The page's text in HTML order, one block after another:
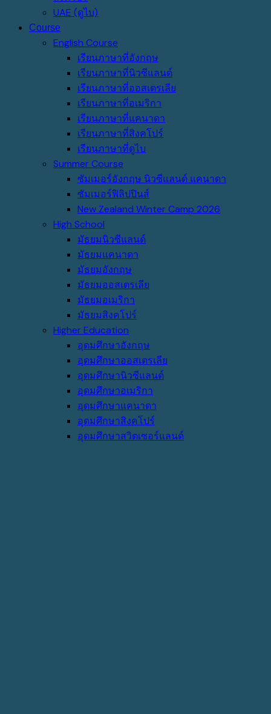
UAE (ดูไบ)
Course
English Course
เรียนภาษาที่อังกฤษ
เรียนภาษาที่นิวซีแลนด์
เรียนภาษาที่ออสเตรเลีย
เรียนภาษาที่อเมริกา
เรียนภาษาที่แคนาดา
เรียนภาษาที่สิงคโปร์
เรียนภาษาที่ดูไบ
Summer Course
ซัมเมอร์อังกฤษ นิวซีแลนด์ แคนาดา
ซัมเมอร์ฟิลิปปินส์
New Zealand Winter Camp 2026
High School
มัธยมนิวซีแลนด์
มัธยมแคนาดา
มัธยมอังกฤษ
มัธยมออสเตรเลีย
มัธยมอเมริกา
มัธยมสิงคโปร์
Higher Education
อุดมศึกษาอังกฤษ
อุดมศึกษาออสเตรเลีย
อุดมศึกษานิวซีแลนด์
อุดมศึกษาอเมริกา
อุดมศึกษาแคนาดา
อุดมศึกษาสิงคโปร์
อุดมศึกษาสวิตเซอร์แลนด์